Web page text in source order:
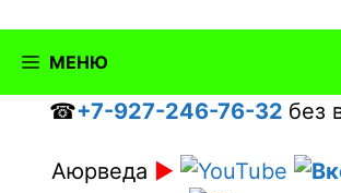
МЕНЮ
☎+7-927-246-76-32 без
Аюрведа ►